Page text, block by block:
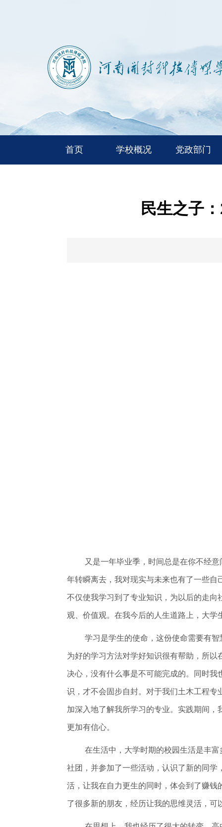
首页 学校概况 党政部门
民生之子
又是一年毕业季，时间总是在你不经
年转瞬离去，我对现实与未来也有了一些
不仅使我学习到了专业知识，为以后的走
观、价值观。在我今后的人生道路上，大学
学习是学生的使命，这份使命需要有
为好的学习方法对学好知识很有帮助，所
决心，没有什么事是不可能完成的。同时
识，才不会固步自封。对于我们土木工程
加深入地了解我所学习的专业。实践期间
更加有信心。
在生活中，大学时期的校园生活是丰
社团，并参加了一些活动，认识了新的同
活，让我在自力更生的同时，体会到了赚
了很多新的朋友，经历让我的思维灵活，